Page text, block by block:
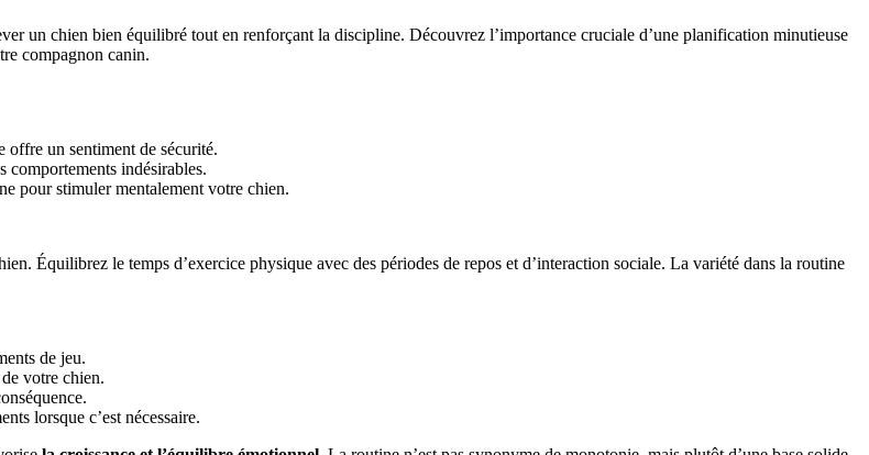
un chien bien équilibré tout en renforçant la discipline. Découvrez l’importance cruciale d’une planification minutieuse
compagnon canin.
un sentiment de sécurité.
comportements indésirables.
pour stimuler mentalement votre chien.
Équilibrez le temps d’exercice physique avec des périodes de repos et d’interaction sociale. La variété dans la routine
de jeu.
votre chien.
lorsque c’est nécessaire.